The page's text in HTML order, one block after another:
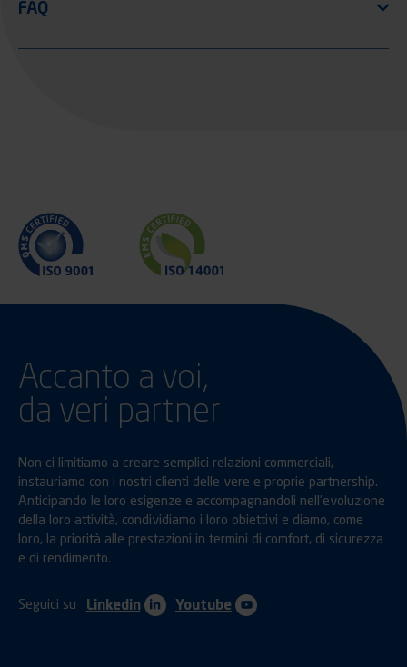
Accanto a voi,
da veri partner
Non ci limitiamo a creare semplici relazioni commerciali,
instauriamo con i nostri clienti delle vere e proprie partnership.
Anticipando le loro esigenze e accompagnandoli nell’evoluzione
della loro attività, condividiamo i loro obiettivi e diamo, come
loro, la priorità alle prestazioni in termini di comfort, di sicurezza
e di rendimento.
Seguici su Linkedin Youtube